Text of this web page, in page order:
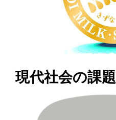
現代社会の課題